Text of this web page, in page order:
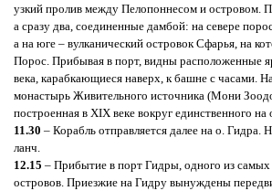
узкий пролив между Пелопоннесом и островом.
а сразу два, соединенные дамбой: на севере
а на юге – вулканический островок Сфарья, на
Порос. Прибывая в порт, видны расположенные
века, карабкающиеся наверх, к башне с часами.
монастырь Живительного источника (Мони
построенная в XIX веке вокруг единственного на
11.30 – Корабль отправляется далее на о. Гидра.
ланч.
12.15 – Прибытие в порт Гидры, одного из самых
островов. Приезжие на Гидру вынуждены